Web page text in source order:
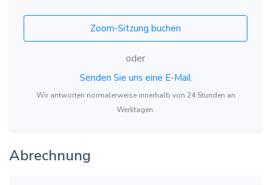
Zoom-Sitzung buchen
oder
Senden Sie uns eine E-Mail
Wir antworten normalerweise innerhalb von 24 Stunden an
Werktagen.
Abrechnung